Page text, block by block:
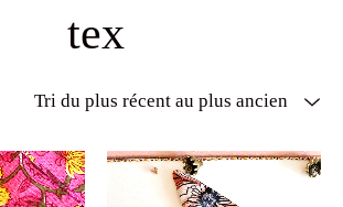
tex